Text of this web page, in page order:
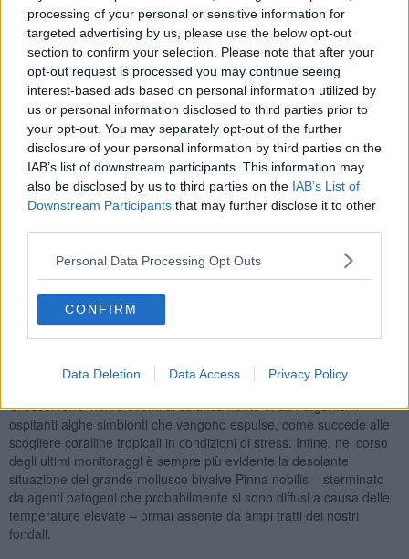
processing of your personal or sensitive information for
targeted advertising by us, please use the below opt-out
section to confirm your selection. Please note that after your
opt-out request is processed you may continue seeing
interest-based ads based on personal information utilized by
us or personal information disclosed to third parties prior to
your opt-out. You may separately opt-out of the further
disclosure of your personal information by third parties on the
IAB’s list of downstream participants. This information may
also be disclosed by us to third parties on the IAB’s List of
Downstream Participants that may further disclose it to other
Personal Data Processing Opt Outs
CONFIRM
Data Deletion Data Access Privacy Policy
distribuito nella colonna d’acqua. - proseguono da Greenpeace - In
particolare,nella stazione all’Isola d’Elba per tutto il mese di
Ottobre sono state registrate temperature anomale di 21-22
gradi Centigradi fino a 40 metri di profondità".
"Quanto rivelano questi dati preliminari non è certo una buona
notizia per il Santuario dei Cetacei del Mar Ligure. Una
stratificazione eccessiva delle acque può ridurre la produttività del
mare, mentre temperature anomale hanno effetti negativi sugli
organismi marini dei fondali che, purtroppo, abbiamo già
cominciato a vedere", dichiara Alessandro Giannì, Direttore delle
Campagne di Greenpeace Italia.
Caldo avevano già mostrato impatti evidenti causati dalle
temperature elevate degli ultimi anni. Oltre alla continua
espansione delle specie aliene, o comunque adatte a temperature
più elevate (come, ad esempio, il pesce pappagallo del
organismi che vivono sui fondali, come le gorgonie e le spugne.
Si osservano inoltre eventi di sbiancamento di altri organismi
ospitanti alghe simbionti che vengono espulse, come succede alle
scogliere coralline tropicali in condizioni di stress. Infine, nel corso
degli ultimi monitoraggi è sempre più evidente la desolante
situazione del grande mollusco bivalve Pinna nobilis – sterminato
da agenti patogeni che probabilmente si sono diffusi a causa delle
temperature elevate – ormai assente da ampi tratti dei nostri
fondali.